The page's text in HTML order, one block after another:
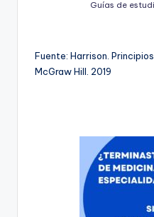
Guías de
Fuente: Harrison.
McGraw Hill. 2019